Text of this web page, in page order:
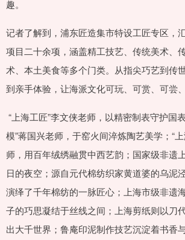
趣。
记者了解到，浦东匠造集市特设工匠专区，
项目二十余项，涵盖精工技艺、传统美术、
术、本土美食等多个门类。从指尖巧艺到传
到亲手体验，让海派文化可玩、可赏、可尝、
“上海工匠”李文侠老师，以精密制表守护国
模”蒋国兴老师，于窑火间淬炼陶艺美学；“
师，用百年绒绣融贯中西艺韵；国家级非遗
日的夜空；源自元代棉纺织家黄道婆的乌泥
演绎了千年棉纺的一脉匠心；上海市级非遗
子的巧思凝结于丝线之间；上海剪纸则以刀
出大千世界；鲁庵印泥制作技艺沉淀着书香